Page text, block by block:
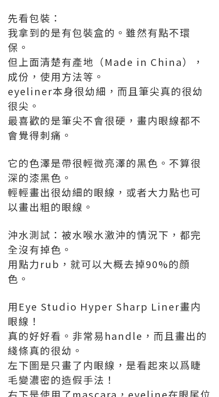
先看包裝：
我拿到的是有包裝盒的。雖然有點不環
保。
但上面清楚有產地（Made in China），
成份，使用方法等。
eyeliner本身很幼細，而且筆尖真的很幼
很尖。
最喜歡的是筆尖不會很硬，畫内眼線都不
會覺得刺痛。
它的色澤是帶很輕微亮澤的黑色。不算很
深的漆黑色。
輕輕畫出很幼細的眼線，或者大力點也可
以畫出粗的眼線。
沖水測試：被水喉水激沖的情況下，都完
全沒有掉色。
用點力rub，就可以大概去掉90%的顔
色。
用Eye Studio Hyper Sharp Liner畫内
眼線！
真的好好看。非常易handle，而且畫出的
綫條真的很幼。
左下圖是只畫了内眼線，是看起來以爲睫
毛變濃密的造假手法！